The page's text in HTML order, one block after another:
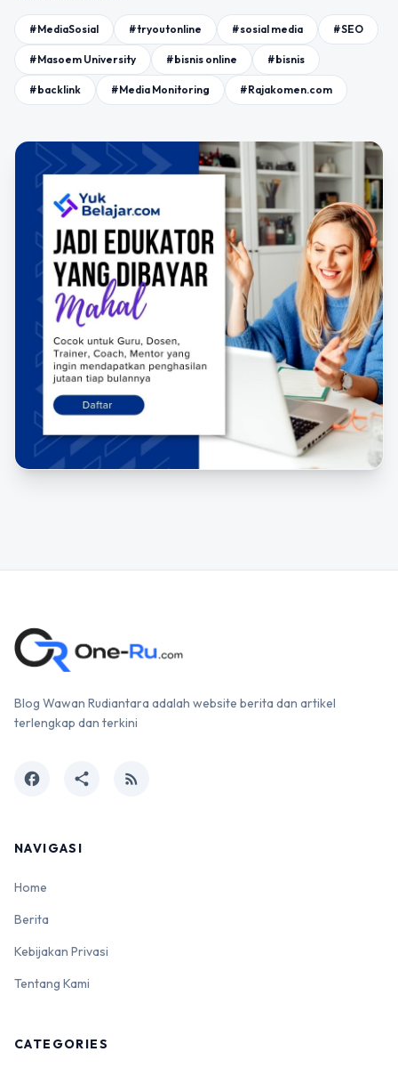
#MediaSosial #tryoutonline #sosial media #SEO
#Masoem University #bisnis online #bisnis
#backlink #Media Monitoring #Rajakomen.com
Blog Wawan Rudiantara adalah website berita dan artikel
terlengkap dan terkini
facebook share rss_feed
NAVIGASI
Home
Berita
Kebijakan Privasi
Tentang Kami
CATEGORIES